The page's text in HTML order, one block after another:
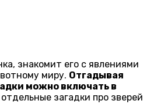
знакомит его с явлениями
миру. Отгадывая
можно включать в
загадки про зверей